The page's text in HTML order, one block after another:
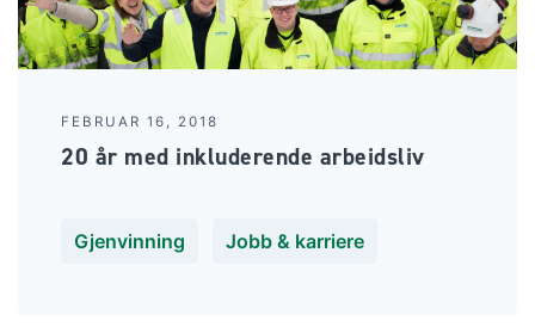
FEBRUAR 16, 2018
20 år med inkluderende arbeidsliv
Gjenvinning Jobb & karriere